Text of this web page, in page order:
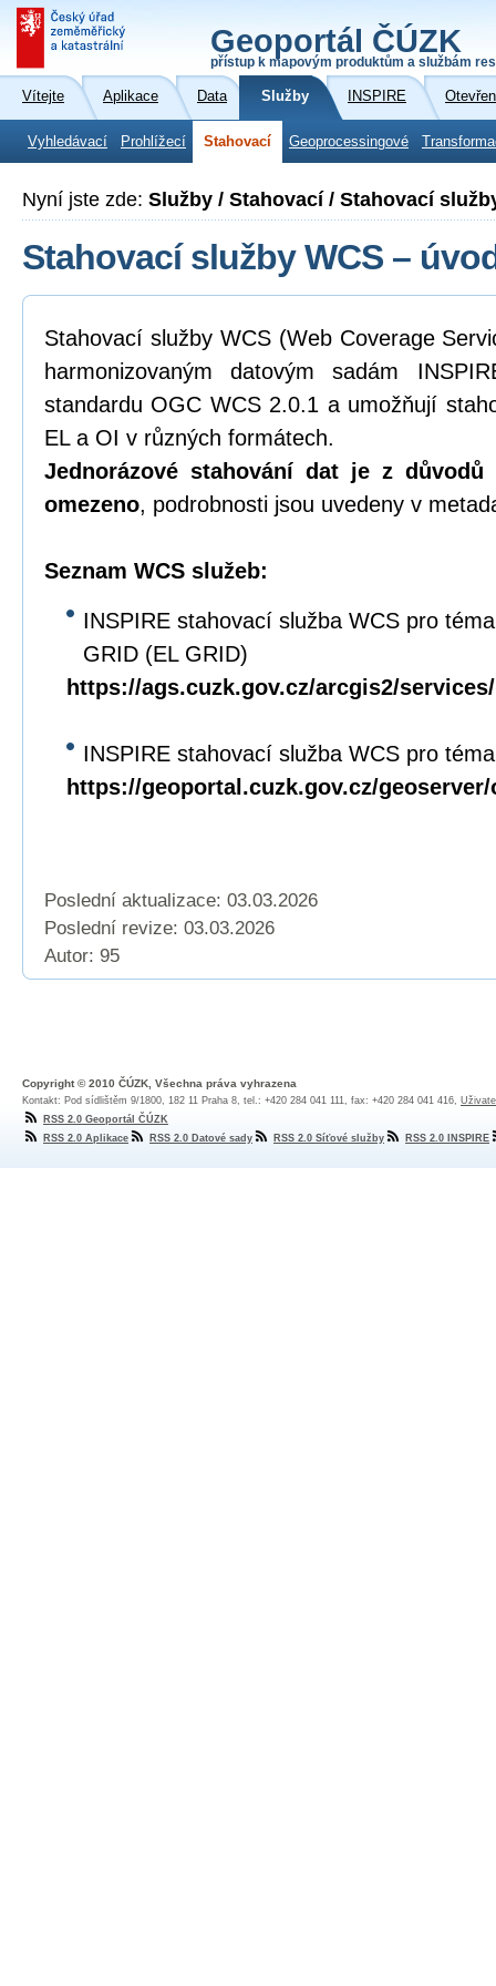
Geoportál ČÚZK
přístup k mapovým produktům a službám
Vítejte Aplikace Data Služby INSPIRE
Vyhledávací Prohlížecí Stahovací Geoprocessingové
Nyní jste zde: Služby / Stahovací / Stahovací
Stahovací služby WCS –
Stahovací služby WCS (Web Coverage
harmonizovaným datovým sadám
standardu OGC WCS 2.0.1 a umožňují
EL a OI v různých formátech.
Jednorázové stahování dat je z
omezeno, podrobnosti jsou uvedeny v
Seznam WCS služeb:
INSPIRE stahovací služba WCS pro
GRID (EL GRID)
https://ags.cuzk.gov.cz/arcgis2/
INSPIRE stahovací služba WCS pro
https://geoportal.cuzk.gov.cz/
Poslední aktualizace: 03.03.2026
Poslední revize: 03.03.2026
Autor: 95
Copyright © 2010 ČÚZK, Všechna práva vyhrazena
Kontakt: Pod sídlištěm 9/1800, 182 11 Praha 8, tel.: +420 284 041 111, fax: +420 284 041 416,
RSS 2.0 Geoportál ČÚZK
RSS 2.0 Aplikace
RSS 2.0 Datové sady RSS 2.0 Síťové služby RSS 2.0 INSPIRE